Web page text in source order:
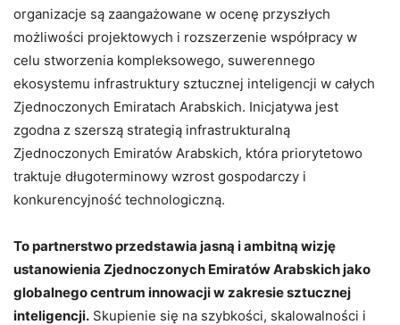
organizacje są zaangażowane w ocenę przyszłych
możliwości projektowych i rozszerzenie współpracy w
celu stworzenia kompleksowego, suwerennego
ekosystemu infrastruktury sztucznej inteligencji w całych
Zjednoczonych Emiratach Arabskich. Inicjatywa jest
zgodna z szerszą strategią infrastrukturalną
Zjednoczonych Emiratów Arabskich, która priorytetowo
traktuje długoterminowy wzrost gospodarczy i
konkurencyjność technologiczną.
To partnerstwo przedstawia jasną i ambitną wizję
ustanowienia Zjednoczonych Emiratów Arabskich jako
globalnego centrum innowacji w zakresie sztucznej
inteligencji. Skupienie się na szybkości, skalowalności i